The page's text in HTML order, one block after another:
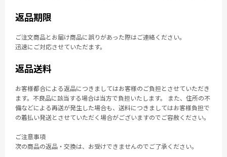
返品期限
ご注文商品とお届け商品に誤りがあった際はご連絡ください。
迅速にご対応させていただます。
返品送料
お客様都合による返品につきましてはお客様のご負担とさせていただき
ます。不良品に該当する場合は当方で負担いたします。 また、住所の不
備などによる再送が発生した場合も、送料につきましてはお客様負担で
の着払い発送とさせていただく場合がございますのでご容赦ください。
ご注意事項
次の商品の返品・交換は、お受けできませんのでご了承ください。